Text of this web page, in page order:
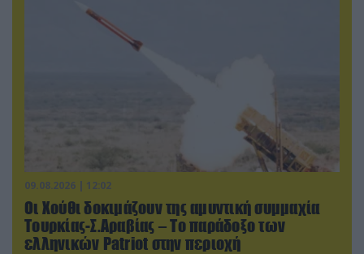
09.08.2026 | 12:02
Οι Χούθι δοκιμάζουν της αμυντική συμμαχία
Τουρκίας-Σ.Αραβίας – Το παράδοξο των
ελληνικών Patriot στην περιοχή